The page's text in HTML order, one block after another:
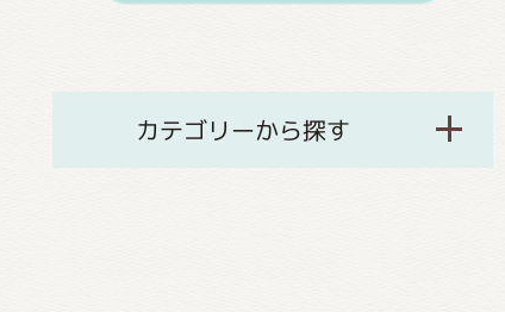
カテゴリーから探す